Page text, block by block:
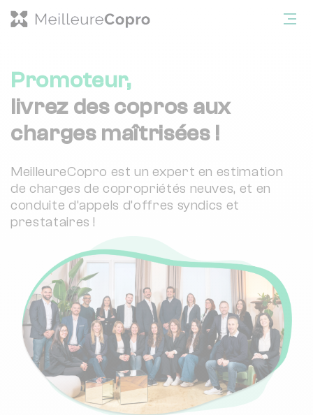
Promoteur,
livrez des copros aux
charges maîtrisées !
MeilleureCopro est un expert en estimation
de charges de copropriétés neuves, et en
conduite d’appels d’offres syndics et
prestataires !